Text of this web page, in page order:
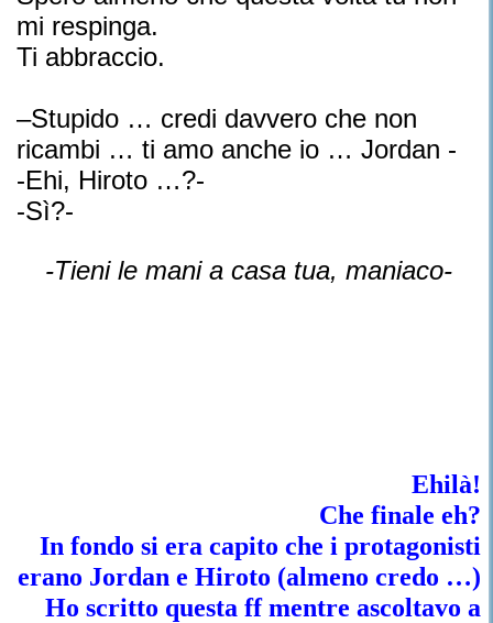
mi respinga.
Ti abbraccio.
–Stupido … credi davvero che non
ricambi … ti amo anche io … Jordan -
-Ehi, Hiroto …?-
-Sì?-
-Tieni le mani a casa tua, maniaco-
Ehilà!
Che finale eh?
In fondo si era capito che i protagonisti
erano Jordan e Hiroto (almeno credo …)
Ho scritto questa ff mentre ascoltavo a